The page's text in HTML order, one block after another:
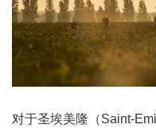
对于圣埃美隆（Saint-